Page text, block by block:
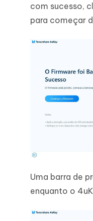
com sucesso,
para começar
Uma barra de
enquanto o